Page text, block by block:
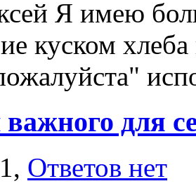
Я имею
куском
для
Ответов нет